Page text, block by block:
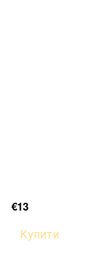
€13
Купити